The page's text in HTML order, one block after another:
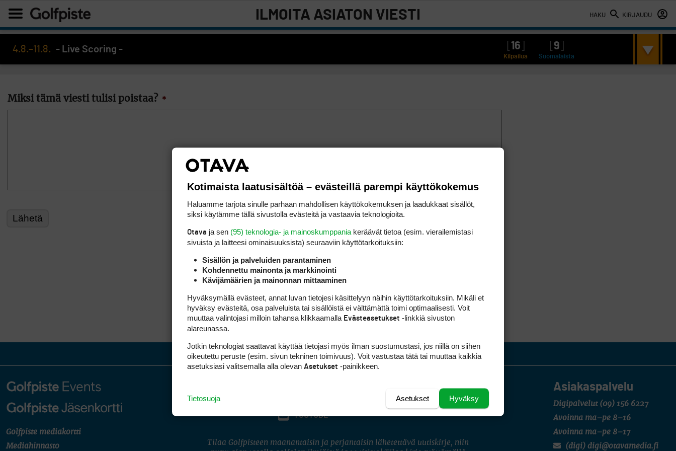
HAKU KIRJAUDU
ILMOITA ASIATON VIESTI
4.8.–11.8. - Live Scoring - 16 9
Kilpailua Suomalaista
Miksi tämä viesti tulisi poistaa? *
Golfpiste mediakortti
Mediahinnasto
Asiakaspalvelu
Digipalvelut (09) 156 6227
Avoinna ma–pe 8–16
Avoinna ma–pe 8–17
(digi) digi@otavamedia.fi
INSTAGRAM
YOUTUBE
Tilaa Golfpisteen maanantaisin ja perjantaisin lähetettävä uutiskirje, niin
Kotimaista laatusisältöä – evästeillä parempi käyttökokemus
Haluamme tarjota sinulle parhaan mahdollisen käyttökokemuksen ja laadukkaat sisällöt,
siksi käytämme tällä sivustolla evästeitä ja vastaavia teknologioita.
Otava ja sen (95) teknologia- ja mainoskumppania keräävät tietoa (esim. vierailemis­tasi
sivuista ja laitteesi ominaisuuk­sista) seuraaviin käyttötarkoituksiin:
Sisällön ja palveluiden parantaminen
Kohdennettu mainonta ja markkinointi
Kävijämäärien ja mainonnan mittaaminen
Hyväksymällä evästeet, annat luvan tietojesi käsittelyyn näihin käyttötarkoituksiin. Mikäli et
hyväksy evästeitä, osa palveluista tai sisällöistä ei välttämättä toimi optimaalisesti. Voit
muuttaa valintojasi milloin tahansa klikkaamalla Evästeasetukset -linkkiä sivuston
alareunassa.
Jotkin teknologiat saattavat käyttää tietojasi myös ilman suostumustasi, jos niillä on siihen
oikeutettu peruste (esim. sivun tekninen toimivuus). Voit vastustaa tätä tai muuttaa kaikkia
asetuksiasi valitsemalla alla olevan Asetukset -painikkeen.
Hyväksy
Asetukset
Tietosuoja